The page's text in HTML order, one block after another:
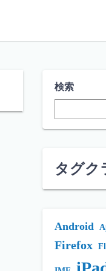
検索
タグク
Android
Firefox